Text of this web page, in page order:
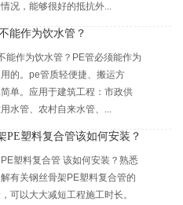
况，能够很好的抵抗外...
能作为饮水管？
能作为饮水管？PE管必须能作为
的。pe管质轻便捷、搬运方
单。应用于建筑工程：市政供
水管、农村自来水管、...
PE塑料复合管该如何安装？
塑料复合管 该如何安装？熟悉
有关钢丝骨架PE塑料复合管的
可以大大减短工程施工时长。